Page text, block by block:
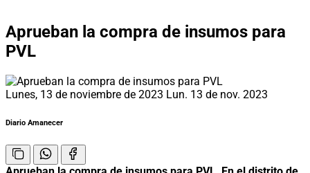
Aprueban la compra de insumos para
PVL
Lunes, 13 de noviembre de 2023 Lun. 13 de nov. 2023
Diario Amanecer